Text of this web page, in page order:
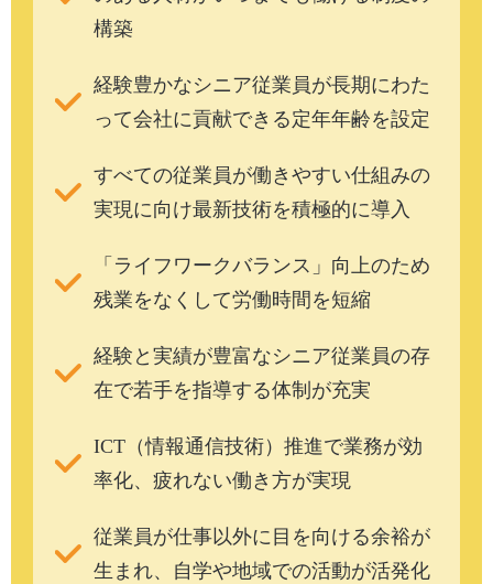
構築
経験豊かなシニア従業員が長期にわた
って会社に貢献できる定年年齢を設定
すべての従業員が働きやすい仕組みの
実現に向け最新技術を積極的に導入
「ライフワークバランス」向上のため
残業をなくして労働時間を短縮
経験と実績が豊富なシニア従業員の存
在で若手を指導する体制が充実
ICT（情報通信技術）推進で業務が効
率化、疲れない働き方が実現
従業員が仕事以外に目を向ける余裕が
生まれ、自学や地域での活動が活発化